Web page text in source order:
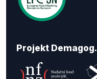
Projekt